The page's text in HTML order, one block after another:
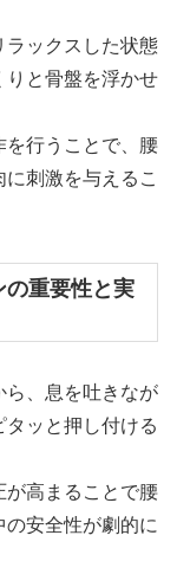
ラックスした状態
りと骨盤を浮かせ
を行うことで、腰
刺激を与えるこ
の重要性と実
ら、息を吐きなが
ッと押し付ける
が高まることで腰
安全性が劇的に